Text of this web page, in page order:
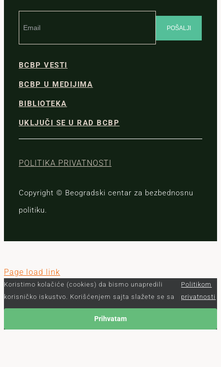
BCBP VESTI
BCBP U MEDIJIMA
BIBLIOTEKA
UKLJUČI SE U RAD BCBP
POLITIKA PRIVATNOSTI
Copyright © Beogradski centar za bezbednosnu
politiku.
Page load link
Koristimo kolačiće (cookies) da bismo unapredili
korisničko iskustvo. Korišćenjem sajta slažete se sa
Politikom
privatnosti
Prihvatam